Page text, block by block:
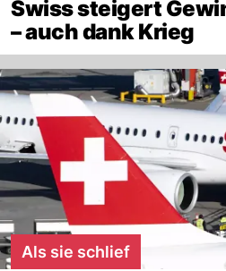
Swiss steigert
– auch dank Krieg
Als sie schlief